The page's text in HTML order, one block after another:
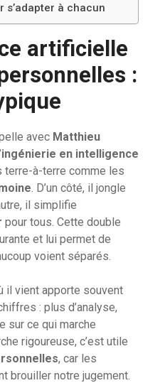
s’adapter à chacun
artificielle
:
avec Matthieu
ingénierie en intelligence
terre-à-terre comme les
. D’un côté, il jongle
il simplifie
pour tous. Cette double
et lui permet de
voient séparés.
il vient apporte souvent
: plus d’analyse,
sur ce qui marche
rigoureuse, c’est utile
, car les
brouiller notre jugement.